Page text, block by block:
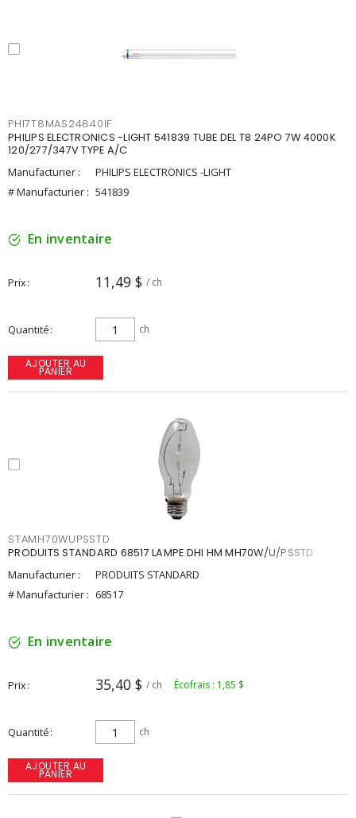
PHI7T8MAS24840IF
PHILIPS ELECTRONICS -LIGHT 541839 TUBE DEL T8 24PO 7W 4000K
120/277/347V TYPE A/C
Manufacturier :
PHILIPS ELECTRONICS -LIGHT
# Manufacturier : 541839
En inventaire
Prix 11,49 $ / ch
Quantité ch
AJOUTER AU
PANIER
STAMH70WUPSSTD
PRODUITS STANDARD 68517 LAMPE DHI HM MH70W/U/PSSTD
Manufacturier :
PRODUITS STANDARD
# Manufacturier : 68517
En inventaire
Prix 35,40 $ / ch Écofrais : 1,85 $
Quantité ch
AJOUTER AU
PANIER